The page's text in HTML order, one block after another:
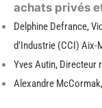
achats privés
Delphine Defrance,
d’Industrie (CCI)
Yves Autin, Directeur
Alexandre